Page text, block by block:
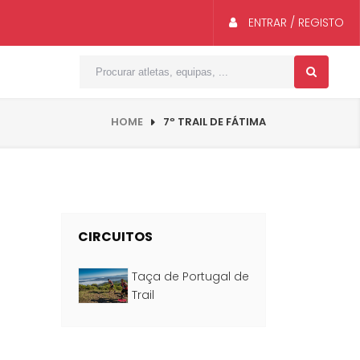
ENTRAR / REGISTO
HOME 7º TRAIL DE FÁTIMA
CIRCUITOS
Taça de Portugal de
Trail